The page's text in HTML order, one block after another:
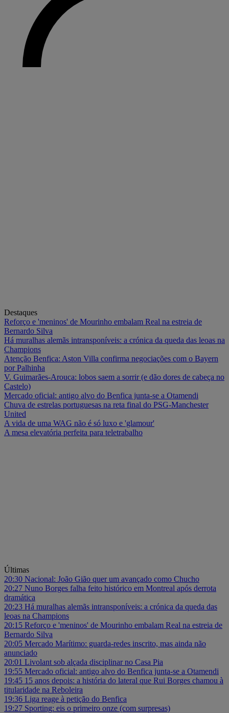
Destaques
Reforço e 'meninos' de Mourinho embalam Real na estreia de
Bernardo Silva
Há muralhas alemãs intransponíveis: a crónica da queda das leoas na
Champions
Atenção Benfica: Aston Villa confirma negociações com o Bayern
por Palhinha
V. Guimarães-Arouca: lobos saem a sorrir (e dão dores de cabeça no
Castelo)
Mercado oficial: antigo alvo do Benfica junta-se a Otamendi
Chuva de estrelas portuguesas na reta final do PSG-Manchester
United
A vida de uma WAG não é só luxo e 'glamour'
A mesa elevatória perfeita para teletrabalho
Últimas
20:30 Nacional: João Gião quer um avançado como Chucho
20:27 Nuno Borges falha feito histórico em Montreal após derrota
dramática
20:23 Há muralhas alemãs intransponíveis: a crónica da queda das
leoas na Champions
20:15 Reforço e 'meninos' de Mourinho embalam Real na estreia de
Bernardo Silva
20:05 Mercado Marítimo: guarda-redes inscrito, mas ainda não
anunciado
20:01 Livolant sob alçada disciplinar no Casa Pia
19:55 Mercado oficial: antigo alvo do Benfica junta-se a Otamendi
19:45 15 anos depois: a história do lateral que Rui Borges chamou à
titularidade na Reboleira
19:36 Liga reage à petição do Benfica
19:27 Sporting: eis o primeiro onze (com surpresas)